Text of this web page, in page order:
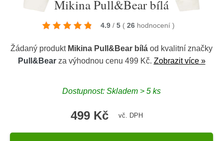
Mikina Pull&Bear bílá
4.9 / 5 ( 26 hodnocení )
Žádaný produkt Mikina Pull&Bear bílá od kvalitní značky
Pull&Bearza výhodnou cenu 499 Kč. Zobrazit více »
Dostupnost: Skladem > 5 ks
499 Kč vč. DPH